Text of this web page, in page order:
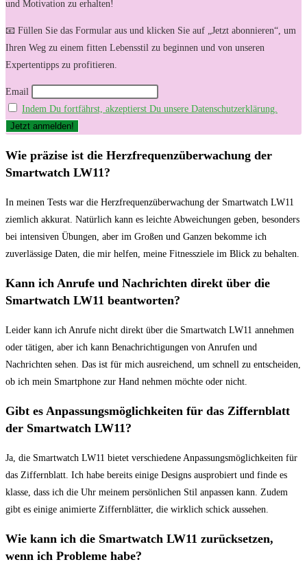
und Motivation zu erhalten!
📧 Füllen Sie das Formular aus und klicken Sie auf „Jetzt abonnieren“, um
Ihren Weg zu einem fitten Lebensstil zu beginnen und von unseren
Expertentipps zu profitieren.
Email
Indem Du fortfährst, akzeptierst Du unsere Datenschutzerklärung.
Wie ⁤präzise ist die Herzfrequenzüberwachung der
Smartwatch LW11?
In meinen Tests war die‌ Herzfrequenzüberwachung der⁤ Smartwatch ​LW11
ziemlich akkurat. Natürlich ⁤kann‍ es​ leichte Abweichungen geben, besonders
bei⁢ intensiven​ Übungen, aber im Großen und⁣ Ganzen bekomme ⁢ich
zuverlässige Daten, die mir helfen, meine Fitnessziele im ‍Blick zu behalten.
Kann ich Anrufe und Nachrichten ⁣direkt ⁣über die
Smartwatch‍ LW11 beantworten?
Leider kann ich⁢ Anrufe nicht ⁢direkt⁢ über⁣ die ⁢Smartwatch LW11 annehmen
oder tätigen, aber ich kann ​Benachrichtigungen von Anrufen und
Nachrichten‌ sehen. Das ist ⁢für mich ausreichend, um schnell zu entscheiden,
ob‍ ich mein ⁤Smartphone ⁢zur Hand nehmen‍ möchte oder nicht.
Gibt es Anpassungsmöglichkeiten ‍für das Ziffernblatt​
der Smartwatch LW11?
Ja, die Smartwatch‍ LW11 bietet verschiedene Anpassungsmöglichkeiten für
das Ziffernblatt. Ich⁤ habe​ bereits einige Designs‌ ausprobiert und finde es
klasse, dass⁤ ich die Uhr meinem ​persönlichen Stil‍ anpassen ​kann. Zudem
‍gibt‍ es einige animierte Ziffernblätter, die wirklich schick aussehen.
Wie kann ‍ich ‌die Smartwatch LW11 zurücksetzen,⁣
wenn ich Probleme habe?